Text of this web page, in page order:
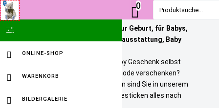
Personalisierte Geschenke zur Geburt, für Babys,
Kinder und Erwachsene. Babyausstattung, Baby
Onlineshop
Sie wollen ein bezahlbares Baby Geschenk selbst
personalisieren? Tolle Kindermode verschenken?
Unikate selbst gestalten? Dann sind Sie in unserem
Baby Online Shop richtig. Wir besticken alles nach
0
ONLINE-SHOP
WARENKORB
BILDERGALERIE